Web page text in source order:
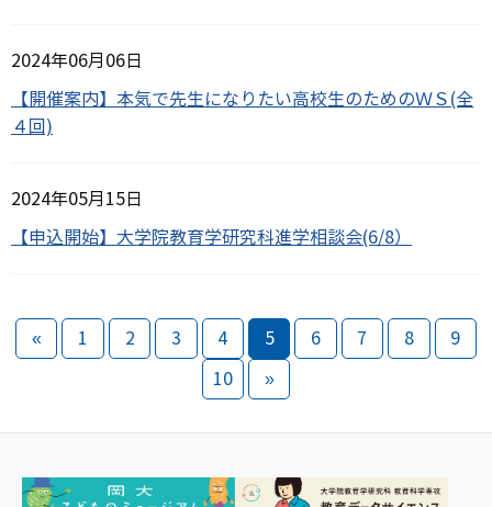
2024年06月06日
【開催案内】本気で先生になりたい高校生のためのＷＳ(全
４回)
2024年05月15日
【申込開始】大学院教育学研究科進学相談会(6/8）
« 1 2 3 4 5 6 7 8
9
10
»